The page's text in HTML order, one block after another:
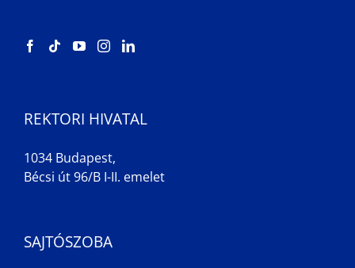
REKTORI HIVATAL
1034 Budapest,
Bécsi út 96/B I-II. emelet
SAJTÓSZOBA